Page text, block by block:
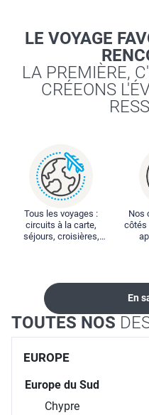
LE VOYAGE
LA PREMIÈRE,
CRÉEONS
Tous les voyages :
circuits à la carte,
séjours, croisières,
Nos
côtés
En
TOUTES NOS
EUROPE
Europe du Sud
Chypre